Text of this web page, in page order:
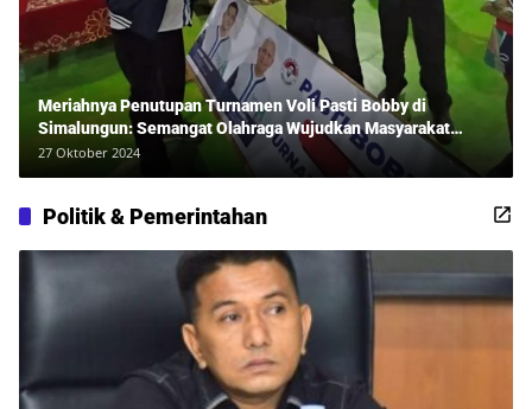
Meriahnya Penutupan Turnamen Voli Pasti Bobby di
Simalungun: Semangat Olahraga Wujudkan Masyarakat
Sehat Bersama Erwan Rozadi dan Ribuan Penonton!
27 Oktober 2024
Politik & Pemerintahan